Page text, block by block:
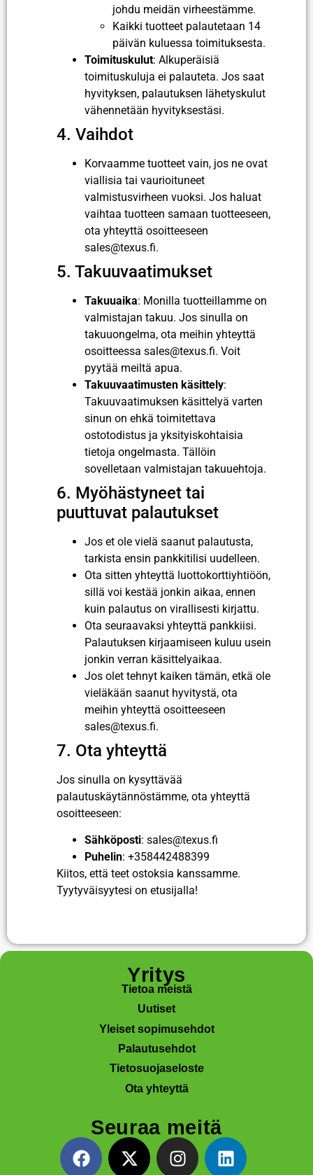
johdu meidän virheestämme.
Kaikki tuotteet palautetaan 14
päivän kuluessa toimituksesta.
Toimituskulut: Alkuperäisiä
toimituskuluja ei palauteta. Jos saat
hyvityksen, palautuksen lähetyskulut
vähennetään hyvityksestäsi.
4. Vaihdot
Korvaamme tuotteet vain, jos ne ovat
viallisia tai vaurioituneet
valmistusvirheen vuoksi. Jos haluat
vaihtaa tuotteen samaan tuotteeseen,
ota yhteyttä osoitteeseen
sales@texus.fi.
5. Takuuvaatimukset
Takuuaika: Monilla tuotteillamme on
valmistajan takuu. Jos sinulla on
takuuongelma, ota meihin yhteyttä
osoitteessa sales@texus.fi. Voit
pyytää meiltä apua.
Takuuvaatimusten käsittely:
Takuuvaatimuksen käsittelyä varten
sinun on ehkä toimitettava
ostotodistus ja yksityiskohtaisia
tietoja ongelmasta. Tällöin
sovelletaan valmistajan takuuehtoja.
6. Myöhästyneet tai
puuttuvat palautukset
Jos et ole vielä saanut palautusta,
tarkista ensin pankkitilisi uudelleen.
Ota sitten yhteyttä luottokorttiyhtiöön,
sillä voi kestää jonkin aikaa, ennen
kuin palautus on virallisesti kirjattu.
Ota seuraavaksi yhteyttä pankkiisi.
Palautuksen kirjaamiseen kuluu usein
jonkin verran käsittelyaikaa.
Jos olet tehnyt kaiken tämän, etkä ole
vieläkään saanut hyvitystä, ota
meihin yhteyttä osoitteeseen
sales@texus.fi.
7. Ota yhteyttä
Jos sinulla on kysyttävää
palautuskäytännöstämme, ota yhteyttä
osoitteeseen:
Sähköposti: sales@texus.fi
Puhelin: +358442488399
Kiitos, että teet ostoksia kanssamme.
Tyytyväisyytesi on etusijalla!
Yritys
Tietoa meistä
Uutiset
Yleiset sopimusehdot
Palautusehdot
Tietosuojaseloste
Ota yhteyttä
Seuraa meitä